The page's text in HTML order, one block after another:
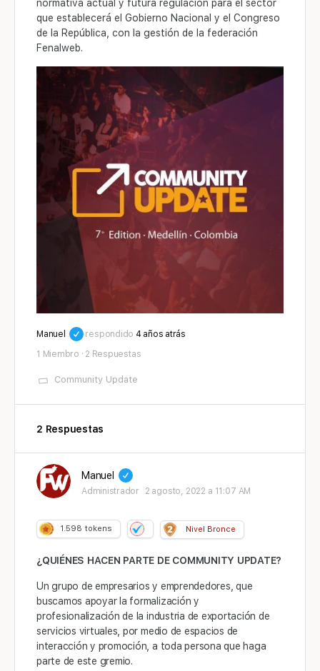
normativa actual y futura regulación para el sector
que establecerá el Gobierno Nacional y el Congreso
de la República, con la gestión de la federación
Fenalweb.
Manuel respondido 4 años atrás
1 Miembro · 2 Respuestas
Community Update
2 Respuestas
Manuel
Administrador 2 agosto, 2022 a 11:07 AM
1.598 tokens Nivel Bronce
¿QUIÉNES HACEN PARTE DE COMMUNITY UPDATE?
Un grupo de empresarios y emprendedores, que
buscamos apoyar la formalización y
profesionalización de la industria de exportación de
servicios virtuales, por medio de espacios de
interacción y promoción, a toda persona que haga
parte de este gremio.